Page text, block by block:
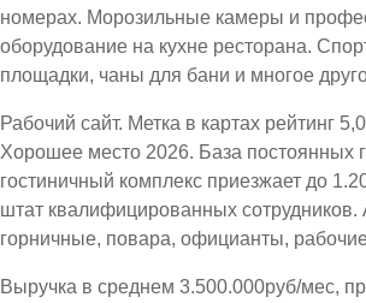
номерах. Морозильные камеры и
оборудование на кухне ресторана.
площадки, чаны для бани и многое
Рабочий сайт. Метка в картах рейтинг
Хорошее место 2026. База постоянных
гостиничный комплекс приезжает до
штат квалифицированных
горничные, повара, официанты,
Выручка в среднем 3.500.000руб/мес,